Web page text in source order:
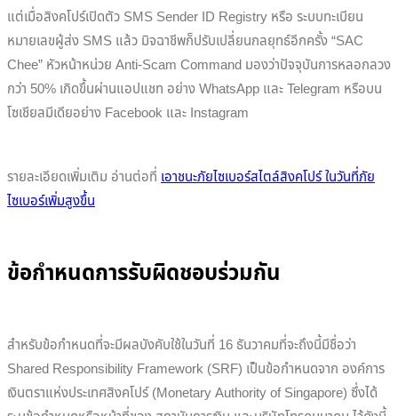
แต่เมื่อสิงคโปร์เปิดตัว SMS Sender ID Registry หรือ ระบบทะเบียน
หมายเลขผู้ส่ง SMS แล้ว มิจฉาชีพก็ปรับเปลี่ยนกลยุทธ์อีกครั้ง “SAC
Chee” หัวหน้าหน่วย Anti-Scam Command มองว่าปัจจุบันการหลอกลวง
กว่า 50% เกิดขึ้นผ่านแอปแชท อย่าง WhatsApp และ Telegram หรือบน
โซเชียลมีเดียอย่าง Facebook และ Instagram
รายละเอียดเพิ่มเติม อ่านต่อที่ เอาชนะภัยไซเบอร์สไตล์สิงคโปร์ ในวันที่ภัย
ไซเบอร์เพิ่มสูงขึ้น
ข้อกำหนดการรับผิดชอบร่วมกัน
สำหรับข้อกำหนดที่จะมีผลบังคับใช้ในวันที่ 16 ธันวาคมที่จะถึงนี้มีชื่อว่า
Shared Responsibility Framework (SRF) เป็นข้อกำหนดจาก องค์การ
เงินตราแห่งประเทศสิงคโปร์ (Monetary Authority of Singapore) ซึ่งได้